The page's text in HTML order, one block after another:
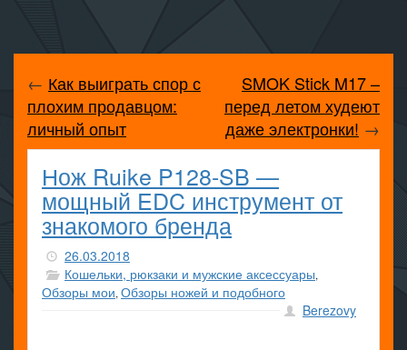
← Как выиграть спор с
плохим продавцом:
личный опыт
SMOK Stick M17 –
перед летом худеют
даже электронки! →
Нож Ruike P128-SB —
мощный EDC инструмент от
знакомого бренда
26.03.2018
Кошельки, рюкзаки и мужские аксессуары,
Обзоры мои, Обзоры ножей и подобного
Berezovy